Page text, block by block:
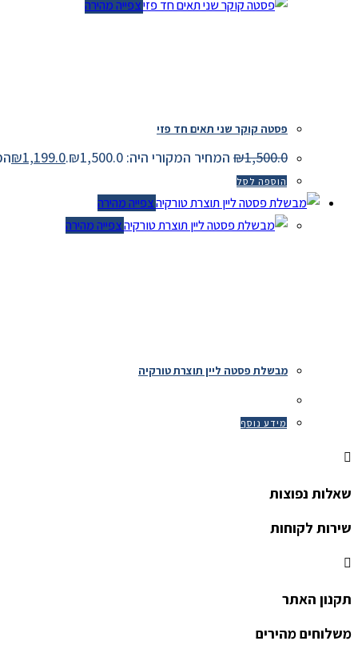
צפייה מהירה
פסטה קוקר שני תאים חד פזי
₪1,500.0 המחיר המקורי היה: ₪1,500.0. ₪1,199.0
הוספה לסל
צפייה מהירה
צפייה מהירה
מבשלת פסטה ליין תוצרת טורקיה
מידע נוסף
שאלות נפוצות
שירות לקוחות
תקנון האתר
משלוחים מהירים